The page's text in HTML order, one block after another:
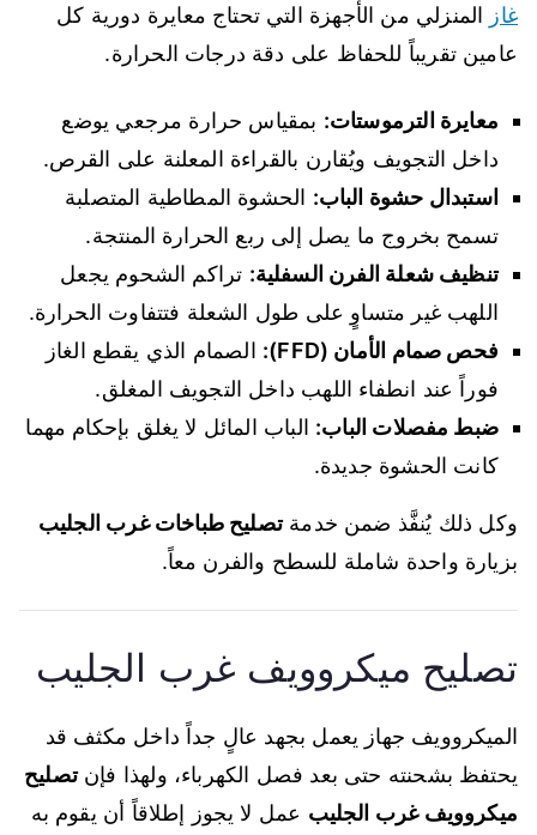
غاز المنزلي من الأجهزة التي تحتاج معايرة دورية كل
عامين تقريباً للحفاظ على دقة درجات الحرارة.
معايرة الترموستات: بمقياس حرارة مرجعي يوضع
داخل التجويف ويُقارن بالقراءة المعلنة على القرص.
استبدال حشوة الباب: الحشوة المطاطية المتصلبة
تسمح بخروج ما يصل إلى ربع الحرارة المنتجة.
تنظيف شعلة الفرن السفلية: تراكم الشحوم يجعل
اللهب غير متساوٍ على طول الشعلة فتتفاوت الحرارة.
فحص صمام الأمان (FFD):
الصمام الذي يقطع الغاز
فوراً عند انطفاء اللهب داخل التجويف المغلق.
ضبط مفصلات الباب: الباب المائل لا يغلق بإحكام مهما
كانت الحشوة جديدة.
وكل ذلك يُنفَّذ ضمن خدمةتصليح طباخات غرب الجليب
بزيارة واحدة شاملة للسطح والفرن معاً.
تصليح ميكروويف غرب الجليب
الميكروويف جهاز يعمل بجهد عالٍ جداً داخل مكثف قد
يحتفظ بشحنته حتى بعد فصل الكهرباء، ولهذا فإنتصليح
ميكروويف غرب الجليب عمل لا يجوز إطلاقاً أن يقوم به